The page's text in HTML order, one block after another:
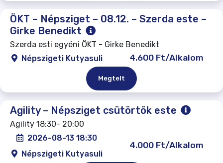
ÖKT – Népsziget – 08.12. – Szerda este –
Girke Benedikt
Szerda esti egyéni ÖKT - Girke Benedikt
Népszigeti Kutyasuli
4.600 Ft/Alkalom
Megtelt
Agility – Népsziget csütörtök este
Agility 18:30- 20:00
2026-08-13 18:30
Népszigeti Kutyasuli
4.000 Ft/Alkalom